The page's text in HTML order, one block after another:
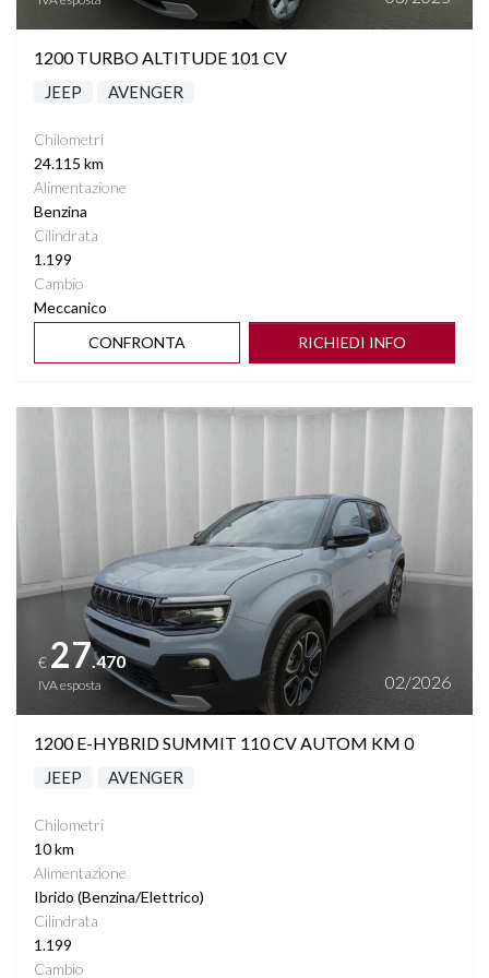
TELECAMERA POSTERIORE
VIRTUAL COCKPIT
1200 TURBO ALTITUDE 101 CV
JEEP AVENGER
Chilometri
24.115 km
Alimentazione
Benzina
Cilindrata
1.199
Cambio
Meccanico
CONFRONTA
RICHIEDI INFO
Vedi dettagli
€ 27.470
IVA esposta 02/2026
1200 E-HYBRID SUMMIT 110 CV AUTOM KM 0
JEEP AVENGER
Chilometri
10 km
Alimentazione
Ibrido (Benzina/Elettrico)
Cilindrata
1.199
Cambio